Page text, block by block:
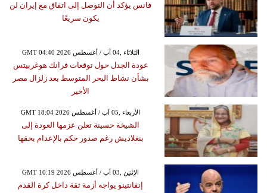
فانس يؤكد أن التوصل إلى اتفاق مع إيران لن
يكون سريعًا
GMT 04:40 2026 الثلاثاء ,04 آب / أغسطس
عودة الجدل حول توقعات فرانك هوغربيتس
بشأن نشاط البحر المتوسط بعد زلزال مصر
الأخير
GMT 18:04 2026 الأربعاء ,05 آب / أغسطس
الشيخة حسينة تعلن عزمها العودة إلى
بنغلاديش رغم صدور حكم بالإعدام بحقها
GMT 10:19 2026 الإثنين ,03 آب / أغسطس
إنفانتينو يواجه أزمة ثقة داخل كرة القدم